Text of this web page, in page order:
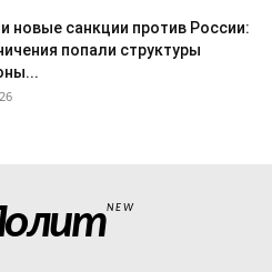
новые санкции против России:
попали структуры
NEW